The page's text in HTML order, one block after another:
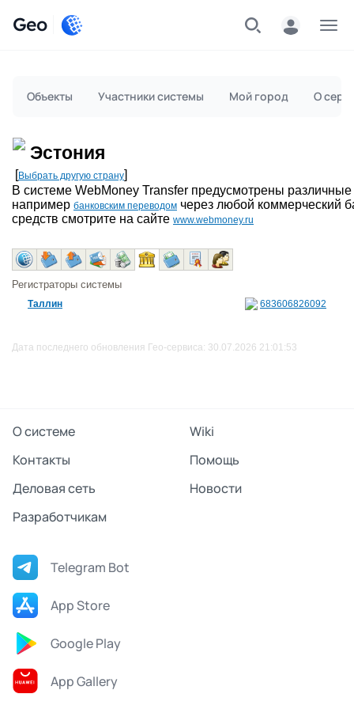
Geo
Объекты Участники системы Мой город О
Эстония
[Выбрать другую страну]
В системе WebMoney Transfer предусмотрены
например банковским переводом через любой коммерческий
средств смотрите на сайте www.webmoney.ru
Регистраторы системы
Таллин 683606826092
Дата последнего обновления Гео-сервиса: 30.07.2026 21:01:53
О системе
Wiki
Контакты
Помощь
Деловая сеть
Новости
Разработчикам
Telegram Bot
App Store
Google Play
App Gallery